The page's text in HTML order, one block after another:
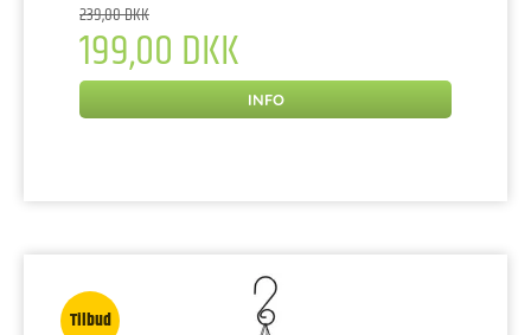
239,00 DKK
199,00 DKK
INFO
Tilbud